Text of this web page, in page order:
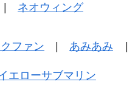
ネオウィング
ファン | あみあみ |
エローサブマリン